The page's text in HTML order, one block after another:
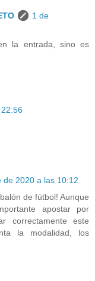
1 de
la entrada, sino es
de 2020 a las 10:12
de fútbol! Aunque
apostar por
correctamente este
la modalidad, los